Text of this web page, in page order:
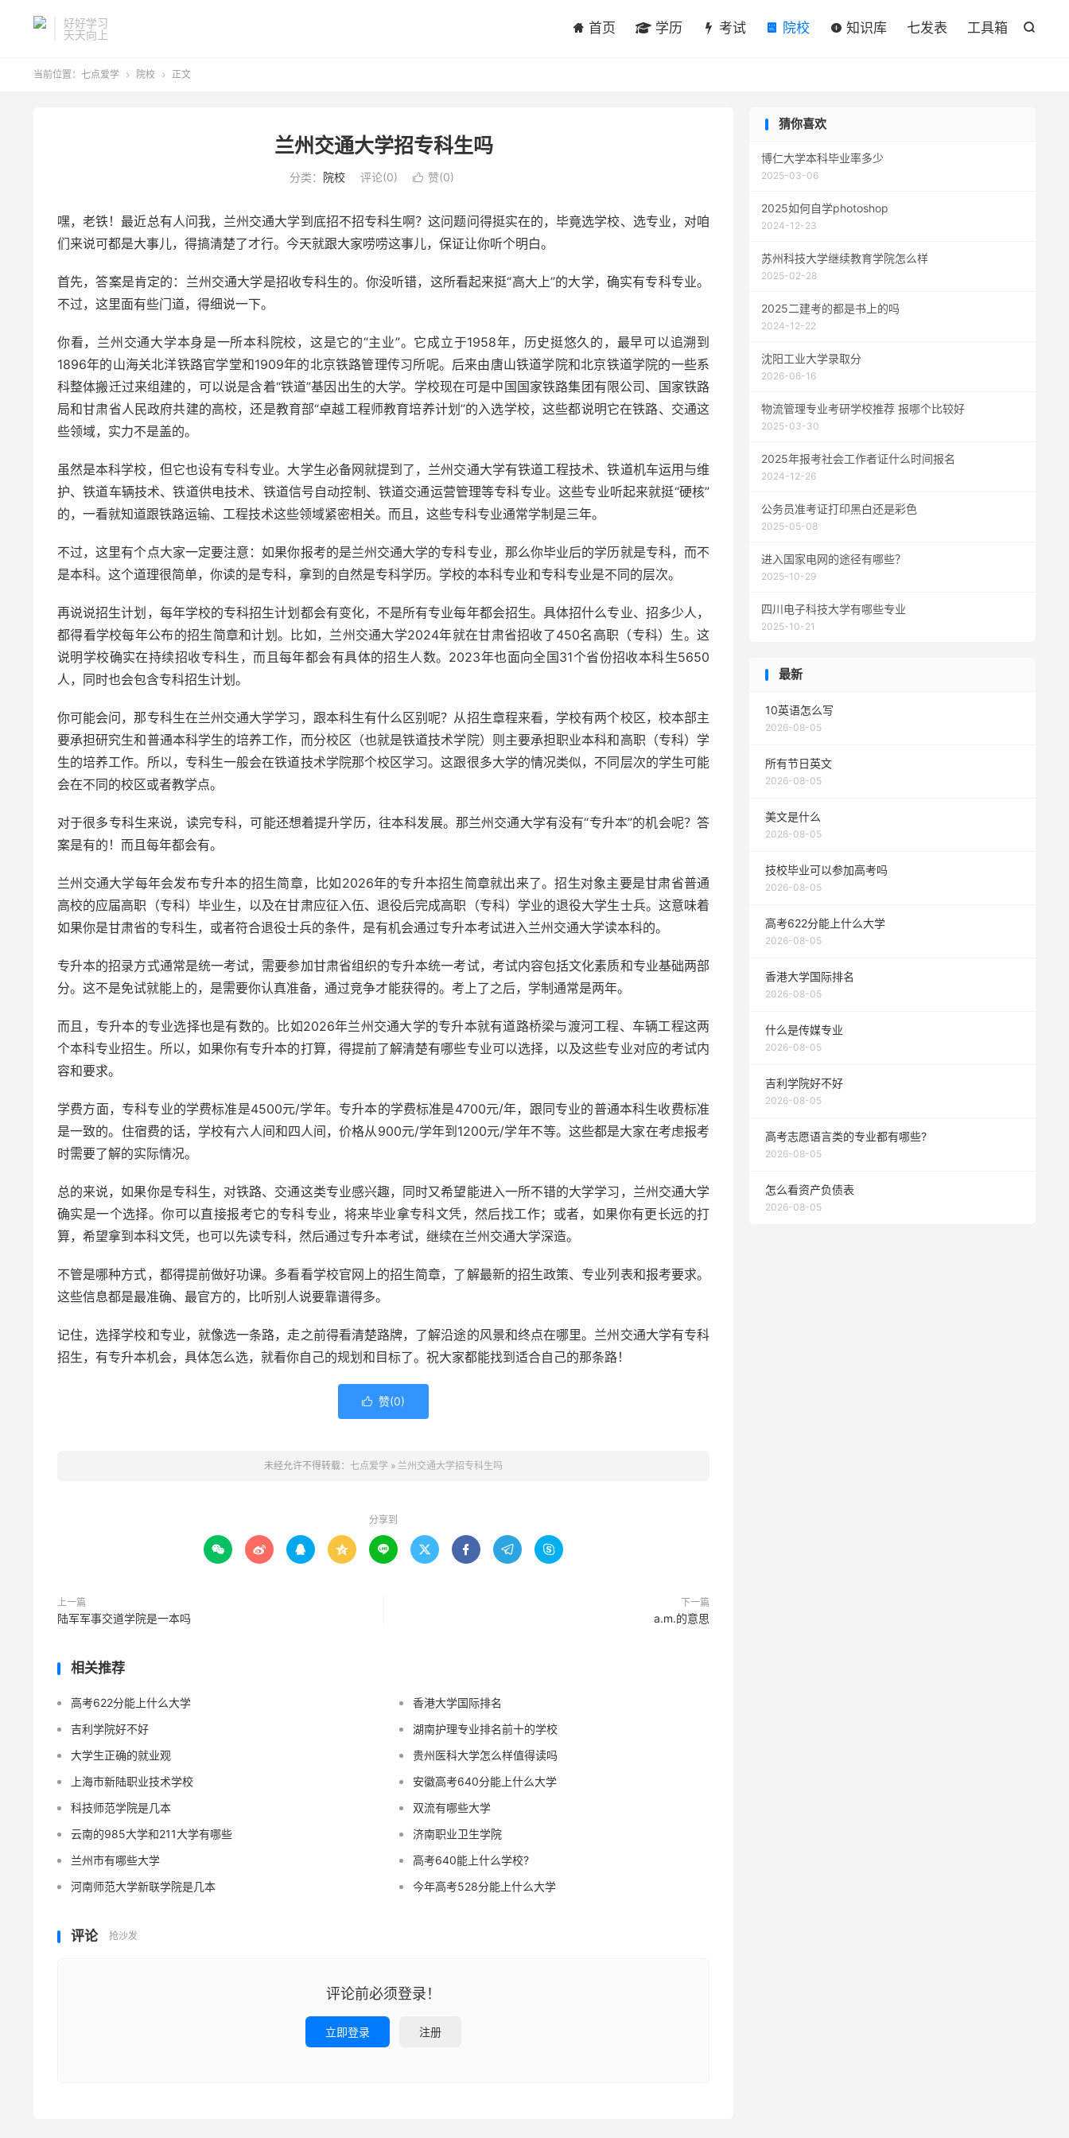
好好学习
天天向上

首页 学历 考试 院校 知识库 七发表 工具箱
当前位置： 七点爱学  院校  正文
兰州交通大学招专科生吗
分类： 院校 评论(0)  赞(0)
嘿，老铁！最近总有人问我，兰州交通大学到底招不招专科生啊？这问题问得挺实在的，毕竟选学校、选专业，对咱
们来说可都是大事儿，得搞清楚了才行。今天就跟大家唠唠这事儿，保证让你听个明白。
首先，答案是肯定的：兰州交通大学是招收专科生的。你没听错，这所看起来挺“高大上”的大学，确实有专科专业。
不过，这里面有些门道，得细说一下。
你看，兰州交通大学本身是一所本科院校，这是它的“主业”。它成立于1958年，历史挺悠久的，最早可以追溯到
1896年的山海关北洋铁路官学堂和1909年的北京铁路管理传习所呢。后来由唐山铁道学院和北京铁道学院的一些系
科整体搬迁过来组建的，可以说是含着“铁道”基因出生的大学。学校现在可是中国国家铁路集团有限公司、国家铁路
局和甘肃省人民政府共建的高校，还是教育部“卓越工程师教育培养计划”的入选学校，这些都说明它在铁路、交通这
些领域，实力不是盖的。
虽然是本科学校，但它也设有专科专业。大学生必备网就提到了，兰州交通大学有铁道工程技术、铁道机车运用与维
护、铁道车辆技术、铁道供电技术、铁道信号自动控制、铁道交通运营管理等专科专业。这些专业听起来就挺“硬核”
的，一看就知道跟铁路运输、工程技术这些领域紧密相关。而且，这些专科专业通常学制是三年。
不过，这里有个点大家一定要注意：如果你报考的是兰州交通大学的专科专业，那么你毕业后的学历就是专科，而不
是本科。这个道理很简单，你读的是专科，拿到的自然是专科学历。学校的本科专业和专科专业是不同的层次。
再说说招生计划，每年学校的专科招生计划都会有变化，不是所有专业每年都会招生。具体招什么专业、招多少人，
都得看学校每年公布的招生简章和计划。比如，兰州交通大学2024年就在甘肃省招收了450名高职（专科）生。这
说明学校确实在持续招收专科生，而且每年都会有具体的招生人数。2023年也面向全国31个省份招收本科生5650
人，同时也会包含专科招生计划。
你可能会问，那专科生在兰州交通大学学习，跟本科生有什么区别呢？从招生章程来看，学校有两个校区，校本部主
要承担研究生和普通本科学生的培养工作，而分校区（也就是铁道技术学院）则主要承担职业本科和高职（专科）学
生的培养工作。所以，专科生一般会在铁道技术学院那个校区学习。这跟很多大学的情况类似，不同层次的学生可能
会在不同的校区或者教学点。
对于很多专科生来说，读完专科，可能还想着提升学历，往本科发展。那兰州交通大学有没有“专升本”的机会呢？答
案是有的！而且每年都会有。
兰州交通大学每年会发布专升本的招生简章，比如2026年的专升本招生简章就出来了。招生对象主要是甘肃省普通
高校的应届高职（专科）毕业生，以及在甘肃应征入伍、退役后完成高职（专科）学业的退役大学生士兵。这意味着
如果你是甘肃省的专科生，或者符合退役士兵的条件，是有机会通过专升本考试进入兰州交通大学读本科的。
专升本的招录方式通常是统一考试，需要参加甘肃省组织的专升本统一考试，考试内容包括文化素质和专业基础两部
分。这不是免试就能上的，是需要你认真准备，通过竞争才能获得的。考上了之后，学制通常是两年。
而且，专升本的专业选择也是有数的。比如2026年兰州交通大学的专升本就有道路桥梁与渡河工程、车辆工程这两
个本科专业招生。所以，如果你有专升本的打算，得提前了解清楚有哪些专业可以选择，以及这些专业对应的考试内
容和要求。
学费方面，专科专业的学费标准是4500元/学年。专升本的学费标准是4700元/年，跟同专业的普通本科生收费标准
是一致的。住宿费的话，学校有六人间和四人间，价格从900元/学年到1200元/学年不等。这些都是大家在考虑报考
时需要了解的实际情况。
总的来说，如果你是专科生，对铁路、交通这类专业感兴趣，同时又希望能进入一所不错的大学学习，兰州交通大学
确实是一个选择。你可以直接报考它的专科专业，将来毕业拿专科文凭，然后找工作；或者，如果你有更长远的打
算，希望拿到本科文凭，也可以先读专科，然后通过专升本考试，继续在兰州交通大学深造。
不管是哪种方式，都得提前做好功课。多看看学校官网上的招生简章，了解最新的招生政策、专业列表和报考要求。
这些信息都是最准确、最官方的，比听别人说要靠谱得多。
记住，选择学校和专业，就像选一条路，走之前得看清楚路牌，了解沿途的风景和终点在哪里。兰州交通大学有专科
招生，有专升本机会，具体怎么选，就看你自己的规划和目标了。祝大家都能找到适合自己的那条路！
 赞(0)
未经允许不得转载： 七点爱学 » 兰州交通大学招专科生吗
分享到
        
上一篇
陆军军事交道学院是一本吗
下一篇
a.m.的意思
相关推荐
高考622分能上什么大学
香港大学国际排名
吉利学院好不好
湖南护理专业排名前十的学校
大学生正确的就业观
贵州医科大学怎么样值得读吗
上海市新陆职业技术学校
安徽高考640分能上什么大学
科技师范学院是几本
双流有哪些大学
云南的985大学和211大学有哪些
济南职业卫生学院
兰州市有哪些大学
高考640能上什么学校?
河南师范大学新联学院是几本
今年高考528分能上什么大学
评论 抢沙发
评论前必须登录！
立即登录 注册
猜你喜欢
博仁大学本科毕业率多少
2025-03-06
2025如何自学photoshop
2024-12-23
苏州科技大学继续教育学院怎么样
2025-02-28
2025二建考的都是书上的吗
2024-12-22
沈阳工业大学录取分
2026-06-16
物流管理专业考研学校推荐 报哪个比较好
2025-03-30
2025年报考社会工作者证什么时间报名
2024-12-26
公务员准考证打印黑白还是彩色
2025-05-08
进入国家电网的途径有哪些？
2025-10-29
四川电子科技大学有哪些专业
2025-10-21
最新
10英语怎么写
2026-08-05
所有节日英文
2026-08-05
美文是什么
2026-08-05
技校毕业可以参加高考吗
2026-08-05
高考622分能上什么大学
2026-08-05
香港大学国际排名
2026-08-05
什么是传媒专业
2026-08-05
吉利学院好不好
2026-08-05
高考志愿语言类的专业都有哪些?
2026-08-05
怎么看资产负债表
2026-08-05